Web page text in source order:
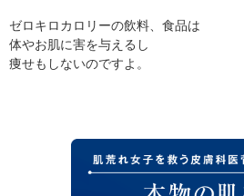
ゼロキロカロリーの飲料、食品は
体やお肌に害を与えるし
痩せもしないのですよ。